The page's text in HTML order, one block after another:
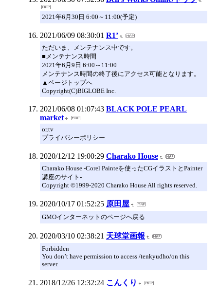
2021年6月30日 6:00～11:00(予定)
2021/06/09 08:30:01 R1’
ただいま、メンテナンス中です。
■メンテナンス時間
2021年6月9日 6:00～11:00
メンテナンス時間の終了後にアクセス可能となります。
▲ページトップへ
Copyright(C)BIGLOBE Inc.
2021/06/08 01:07:43 BLACK POLE PEARL
market
or.tv
プライバシーポリシー
2020/12/12 19:00:29 Charako House
Charako House -Corel Painteを使ったCGイラストとPainter
講座のサイト-
Copyright ©1999-2020 Charako House All rights reserved.
2020/10/17 01:52:25 原田屋
GMOインターネットのページへ戻る
2020/03/10 02:38:21 天球堂画報
Forbidden
You don’t have permission to access /tenkyudho/on this
server.
2018/12/26 12:32:24 こんくり